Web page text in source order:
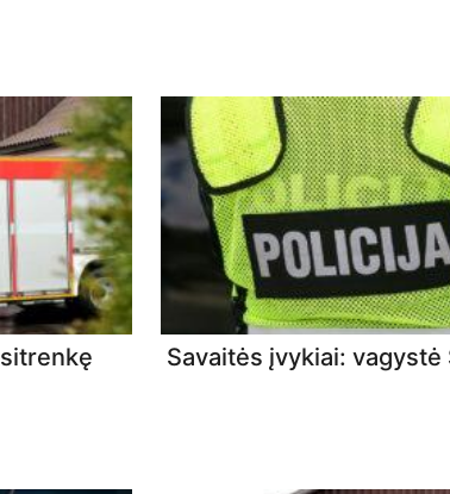
Savaitės įvykiai: vagystė